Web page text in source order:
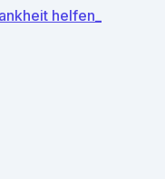
helfen_